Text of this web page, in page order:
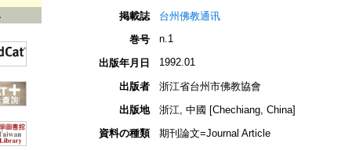
掲載誌
台州佛教通讯
巻号
n.1
出版年月日 1992.01
出版者
浙江省台州市佛教協會
出版地
浙江, 中國 [Chechiang, China]
資料の種類
期刊論文=Journal Article